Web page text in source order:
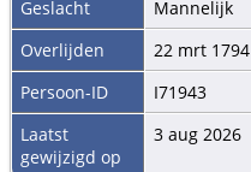
Geslacht
Mannelijk
Overlijden
22 mrt 1794
Persoon-ID
I71943
Laatst
gewijzigd op
3 aug 2026